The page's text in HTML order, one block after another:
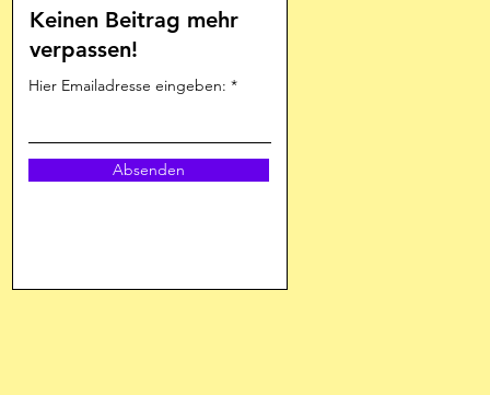
Keinen Beitrag mehr
verpassen!
Hier Emailadresse eingeben:
Absenden